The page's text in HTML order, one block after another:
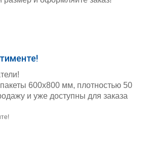
600х800 мм, плотностью 50
и уже доступны для заказа